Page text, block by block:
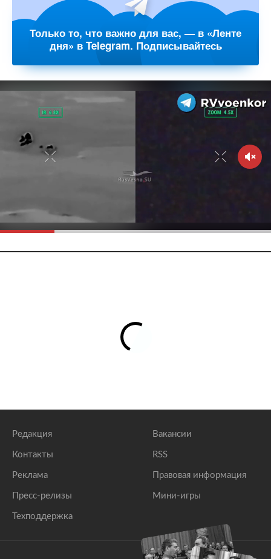
Только то, что важно для вас, — в «Ленте
дня» в Telegram. Подписывайтесь
Редакция
Контакты
Реклама
Пресс-релизы
Техподдержка
Вакансии
RSS
Правовая информация
Мини-игры